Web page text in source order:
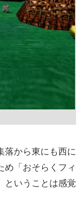
落から東にも西に
め「おそらくフィ
ということは感覚